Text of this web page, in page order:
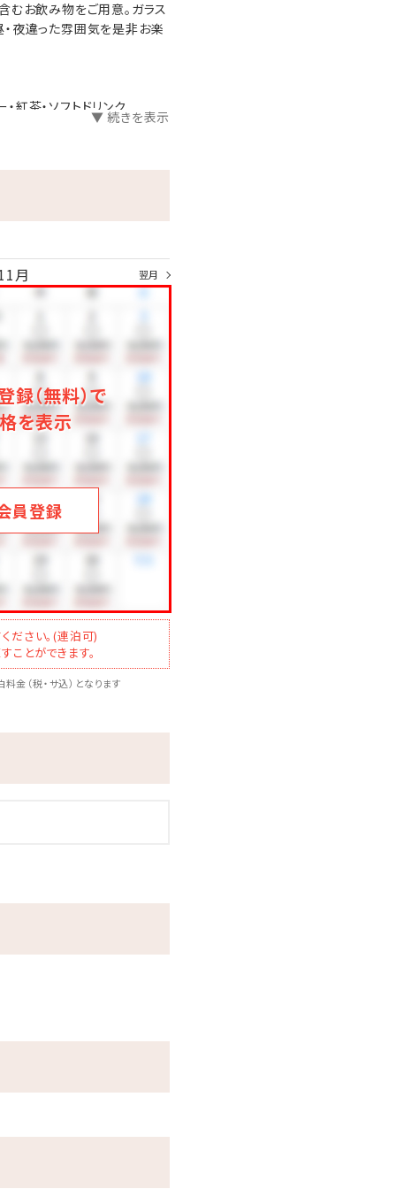
むお飲み物をご用意。ガラス
夜違った雰囲気を是非お楽
紅茶・ソフトドリンク
ツェル・スッパイマン等
ケックンチップス・柿ピー等
合がございます。
▼ 続きを表示
月 翌月
録（無料）で
を表示
員登録
ださい。(連泊可)
ことができます。
金（税・サ込）となります